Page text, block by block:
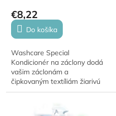
€8,22
Do košíka
Washcare Special
Kondicionér na záclony dodá
vašim záclonám a
čipkovaným textíliám žiarivú
belosť, sviežosť a jemnosť.
následnú údržbu a vďaka...